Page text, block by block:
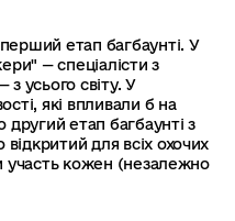
етап багбаунті. У
— спеціалісти з
усього світу. У
які впливали б на
другий етап багбаунті з
для всіх охочих
участь кожен (незалежно